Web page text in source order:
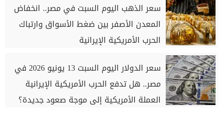
سعر الذهب اليوم السبت في مصر.. انخفاض
المعدن الأصفر بين ضغط الأسواق وارتباك
الحرب الأمريكية الإيرانية
سعر الدولار اليوم السبت 13 يونيو 2026 في
مصر.. هل تدفع الحرب الأمريكية الإيرانية
العملة الأمريكية إلى موجة صعود جديدة؟